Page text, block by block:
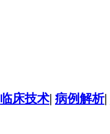
临床技术| 病例解析|